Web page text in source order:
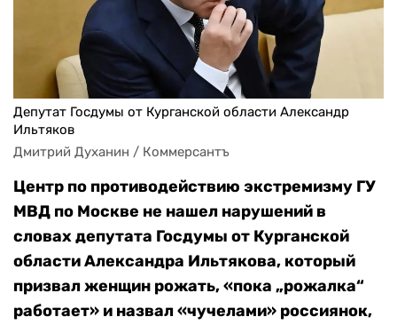
Депутат Госдумы от Курганской области Александр
Ильтяков
Дмитрий Духанин / Коммерсантъ
Центр по противодействию экстремизму ГУ
МВД по Москве не нашел нарушений в
словах депутата Госдумы от Курганской
области Александра Ильтякова, который
призвал женщин рожать, «пока „рожалка“
работает» и назвал «чучелами» россиянок,